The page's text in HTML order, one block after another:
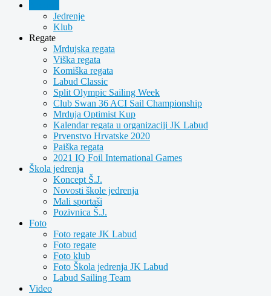
Jedrenje
Klub
Regate
Mrdujska regata
Viška regata
Komiška regata
Labud Classic
Split Olympic Sailing Week
Club Swan 36 ACI Sail Championship
Mrduja Optimist Kup
Kalendar regata u organizaciji JK Labud
Prvenstvo Hrvatske 2020
Paiška regata
2021 IQ Foil International Games
Škola jedrenja
Koncept Š.J.
Novosti škole jedrenja
Mali sportaši
Pozivnica Š.J.
Foto
Foto regate JK Labud
Foto regate
Foto klub
Foto Škola jedrenja JK Labud
Labud Sailing Team
Video